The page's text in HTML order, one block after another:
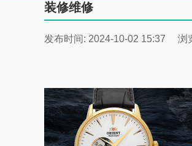
装修维修
发布时间: 2024-10-02 15:37 浏